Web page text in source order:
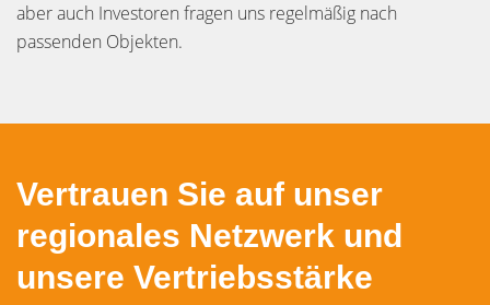
aber auch Investoren fragen uns regelmäßig nach
passenden Objekten.
Vertrauen Sie auf unser
regionales Netzwerk und
unsere Vertriebsstärke